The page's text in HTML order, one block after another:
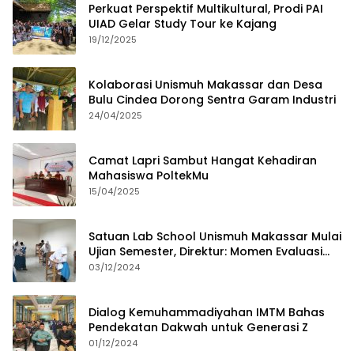
Perkuat Perspektif Multikultural, Prodi PAI
UIAD Gelar Study Tour ke Kajang
19/12/2025
Kolaborasi Unismuh Makassar dan Desa
Bulu Cindea Dorong Sentra Garam Industri
24/04/2025
Camat Lapri Sambut Hangat Kehadiran
Mahasiswa PoltekMu
15/04/2025
Satuan Lab School Unismuh Makassar Mulai
Ujian Semester, Direktur: Momen Evaluasi
Proses Pembelajaran
03/12/2024
Dialog Kemuhammadiyahan IMTM Bahas
Pendekatan Dakwah untuk Generasi Z
01/12/2024